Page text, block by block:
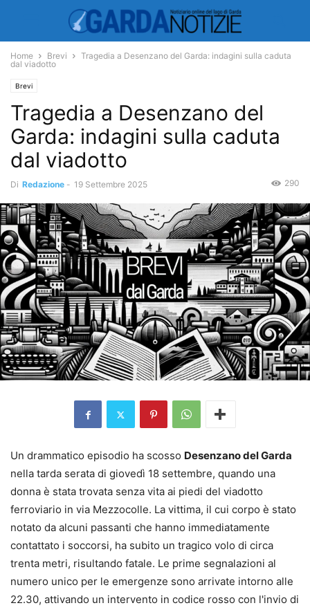
Home Brevi
Tragedia a Desenzano del Garda: indagini sulla caduta
dal viadotto
Brevi
Tragedia a Desenzano del
Garda: indagini sulla caduta
dal viadotto
Di Redazione - 19 Settembre 2025 290
Un drammatico episodio ha scosso Desenzano del Garda
nella tarda serata di giovedì 18 settembre, quando una
donna è stata trovata senza vita ai piedi del viadotto
ferroviario in via Mezzocolle. La vittima, il cui corpo è stato
notato da alcuni passanti che hanno immediatamente
contattato i soccorsi, ha subito un tragico volo di circa
trenta metri, risultando fatale. Le prime segnalazioni al
numero unico per le emergenze sono arrivate intorno alle
22.30, attivando un intervento in codice rosso con l'invio di